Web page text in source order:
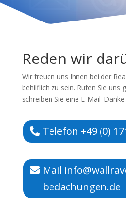
Reden wir
Wir freuen uns Ihnen bei der
behilflich zu sein. Rufen Sie uns
schreiben Sie eine E-Mail.
Telefon +49 (0)
Mail
bedachungen.de